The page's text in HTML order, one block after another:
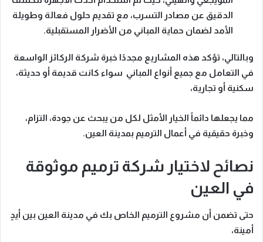
الدقيق عن مصادر التسرب، مع تقديم حلول فعالة وطويلة
الأمد لضمان حماية المباني من الأضرار المستقبلية.
وبالتالي، تؤكد هذه المشاريع مجددًا خبرة شركة الركائز الواسعة
في التعامل مع جميع أنواع المباني سواء كانت قديمة أو حديثة،
سكنية أو تجارية،
مما يجعلها دائماً الخيار الأمثل لكل من يبحث عن جودة، التزام،
وخبرة حقيقية في أعمال الترميم بمدينة العين.
نصائح لاختيار شركة ترميم موثوقة
في العين
حتى تضمن أن مشروع الترميم الخاص بك في مدينة العين بين أيدٍ
أمينة،